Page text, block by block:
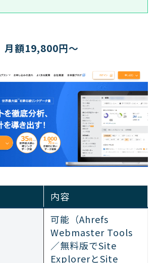
額19,800円〜
内容
可能（Ahrefs
Webmaster Tools
／無料版でSite
ExplorerとSite